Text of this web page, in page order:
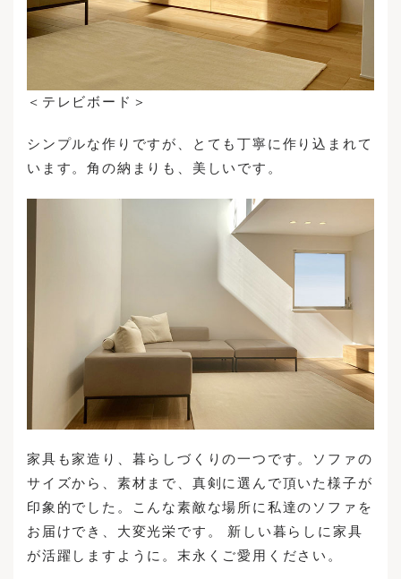
＜テレビボード＞
シンプルな作りですが、とても丁寧に作り込まれて
います。角の納まりも、美しいです。
家具も家造り、暮らしづくりの一つです。ソファの
サイズから、素材まで、真剣に選んで頂いた様子が
印象的でした。こんな素敵な場所に私達のソファを
お届けでき、大変光栄です。 新しい暮らしに家具
が活躍しますように。末永くご愛用ください。